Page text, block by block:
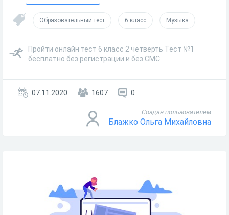
Образовательный тест 6 класс Музыка
Пройти онлайн тест 6 класс 2 четверть Тест №1
бесплатно без регистрации и без СМС
07.11.2020 1607 0
Создан пользователем
Блажко Ольга Михайловна